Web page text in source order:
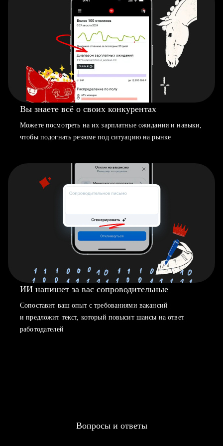
Вы знаете всё о своих конкурентах
Можете посмотреть на их зарплатные ожидания и навыки,
чтобы подогнать резюме под ситуацию на рынке
ИИ напишет за вас сопроводительные
Сопоставит ваш опыт с требованиями вакансий
и предложит текст, который повысит шансы на ответ
работодателей
Вопросы и ответы